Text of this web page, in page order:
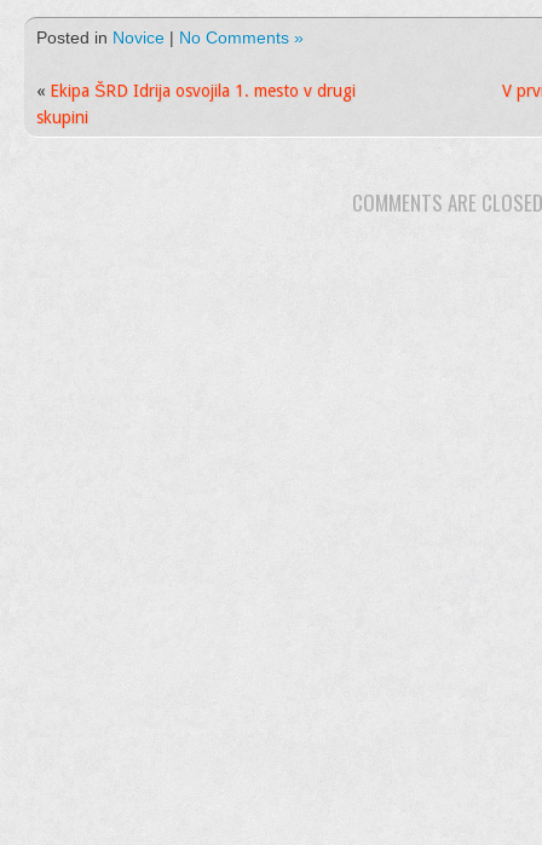
Posted in Novice | No Comments »
« Ekipa ŠRD Idrija osvojila 1. mesto v drugi
skupini
V
COMMENTS ARE CLOSED